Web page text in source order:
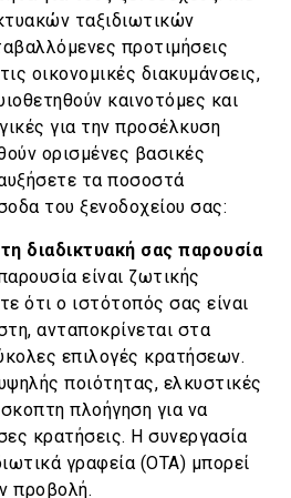
ταξιδιωτικών
προτιμήσεις
οικονομικές διακυμάνσεις,
καινοτόμες και
για την προσέλκυση
ορισμένες βασικές
τα ποσοστά
του ξενοδοχείου σας:
διαδικτυακή σας παρουσία
είναι ζωτικής
ότι ο ιστότοπός σας είναι
ανταποκρίνεται στα
επιλογές κρατήσεων.
ποιότητας, ελκυστικές
πλοήγηση για να
κρατήσεις. Η συνεργασία
γραφεία (OTA) μπορεί
προβολή.